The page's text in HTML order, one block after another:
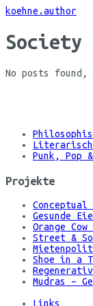
Skip
Content
koehne.author
Society
No posts
Literarisch
Punk, Pop
Projekte
Conceptual
Gesunde
Orange
Street &
Shoe in a
Mudras –
Links